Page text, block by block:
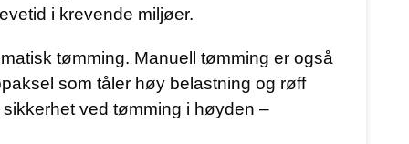
i krevende miljøer.
tømming. Manuell tømming er også
som tåler høy belastning og røff
ved tømming i høyden –